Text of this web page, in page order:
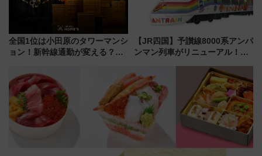
全国1位は小田原のタワーマンシ
ョン！新幹線通勤が変える？
【新築マンション人気ランキン
グ】
【JR四国】予讃線8000系アンパ
ンマン列車がリニューアル！内
今年12月